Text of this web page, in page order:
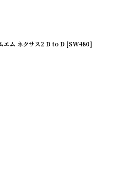
エム ネクサス2 D to D [SW480]